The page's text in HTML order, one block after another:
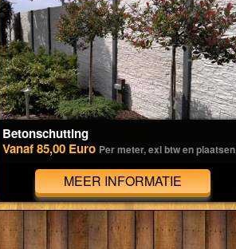
Betonschutting
Vanaf 85,00 Euro Per meter, exl btw en plaatsen
MEER INFORMATIE